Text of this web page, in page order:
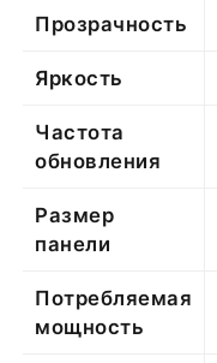
Прозрачность
Яркость
Частота
обновления
Размер
панели
Потребляемая
мощность